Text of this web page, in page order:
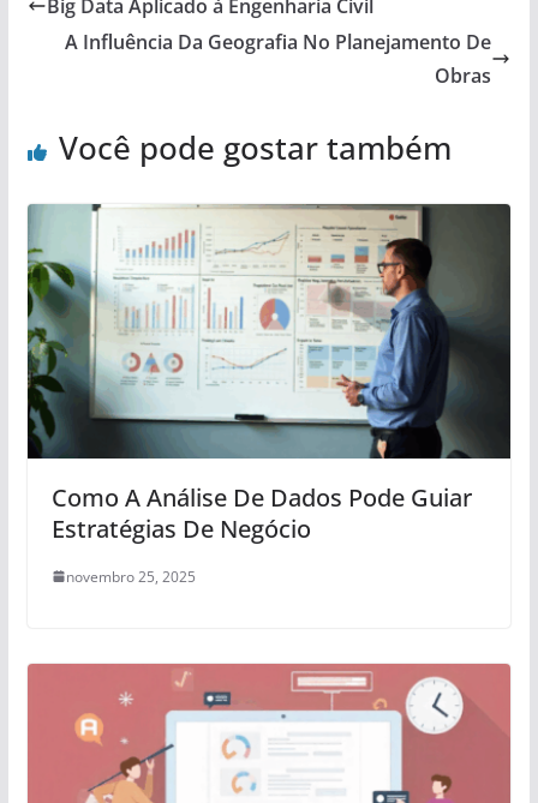
Big Data Aplicado à Engenharia Civil
A Influência Da Geografia No Planejamento De
Obras
Você pode gostar também
Como A Análise De Dados Pode Guiar
Estratégias De Negócio
novembro 25, 2025